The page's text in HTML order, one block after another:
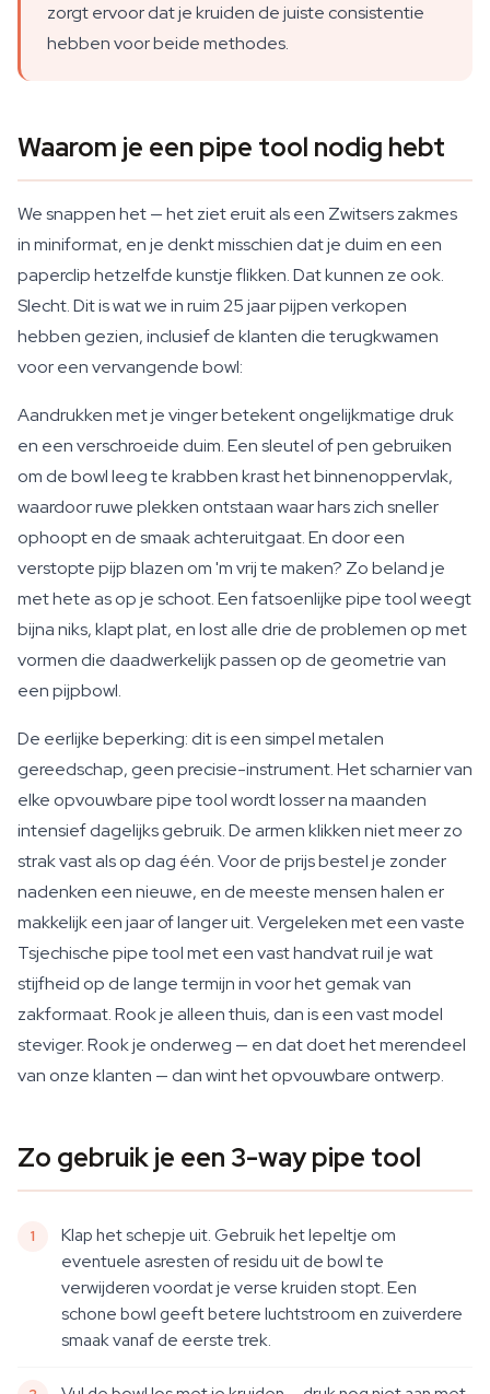
zorgt ervoor dat je kruiden de juiste consistentie
hebben voor beide methodes.
Waarom je een pipe tool nodig hebt
We snappen het — het ziet eruit als een Zwitsers zakmes
in miniformat, en je denkt misschien dat je duim en een
paperclip hetzelfde kunstje flikken. Dat kunnen ze ook.
Slecht. Dit is wat we in ruim 25 jaar pijpen verkopen
hebben gezien, inclusief de klanten die terugkwamen
voor een vervangende bowl:
Aandrukken met je vinger betekent ongelijkmatige druk
en een verschroeide duim. Een sleutel of pen gebruiken
om de bowl leeg te krabben krast het binnenoppervlak,
waardoor ruwe plekken ontstaan waar hars zich sneller
ophoopt en de smaak achteruitgaat. En door een
verstopte pijp blazen om 'm vrij te maken? Zo beland je
met hete as op je schoot. Een fatsoenlijke pipe tool weegt
bijna niks, klapt plat, en lost alle drie de problemen op met
vormen die daadwerkelijk passen op de geometrie van
een pijpbowl.
De eerlijke beperking: dit is een simpel metalen
gereedschap, geen precisie-instrument. Het scharnier van
elke opvouwbare pipe tool wordt losser na maanden
intensief dagelijks gebruik. De armen klikken niet meer zo
strak vast als op dag één. Voor de prijs bestel je zonder
nadenken een nieuwe, en de meeste mensen halen er
makkelijk een jaar of langer uit. Vergeleken met een vaste
Tsjechische pipe tool met een vast handvat ruil je wat
stijfheid op de lange termijn in voor het gemak van
zakformaat. Rook je alleen thuis, dan is een vast model
steviger. Rook je onderweg — en dat doet het merendeel
van onze klanten — dan wint het opvouwbare ontwerp.
Zo gebruik je een 3-way pipe tool
Klap het schepje uit. Gebruik het lepeltje om
eventuele asresten of residu uit de bowl te
verwijderen voordat je verse kruiden stopt. Een
schone bowl geeft betere luchtstroom en zuiverdere
smaak vanaf de eerste trek.